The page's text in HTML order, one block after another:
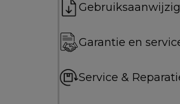
Garantie en
Service &